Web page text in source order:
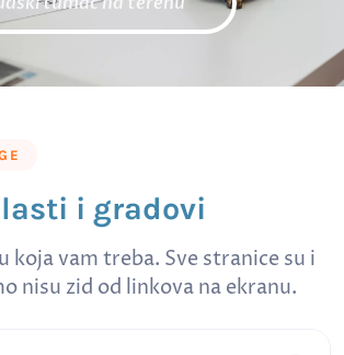
i gradovi
koja vam treba. Sve stranice su i
nisu zid od linkova na ekranu.